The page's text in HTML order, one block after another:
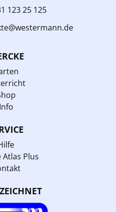
123 25 125
Info
Atlas Plus